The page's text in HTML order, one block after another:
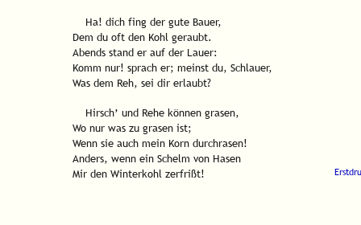
    Ha! dich fing der gute Bauer,
Dem du oft den Kohl geraubt.
Abends stand er auf der Lauer:
Komm nur! sprach er; meinst du, Schlauer,
Was dem Reh, sei dir erlaubt?
    Hirsch’ und Rehe können grasen,
Wo nur was zu grasen ist;
Wenn sie auch mein Korn durchrasen!
Anders, wenn ein Schelm von Hasen
Mir den Winterkohl zerfrißt!